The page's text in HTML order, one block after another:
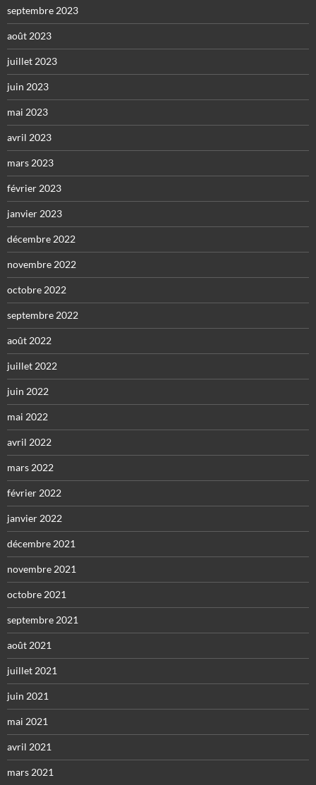
septembre 2023
août 2023
juillet 2023
juin 2023
mai 2023
avril 2023
mars 2023
février 2023
janvier 2023
décembre 2022
novembre 2022
octobre 2022
septembre 2022
août 2022
juillet 2022
juin 2022
mai 2022
avril 2022
mars 2022
février 2022
janvier 2022
décembre 2021
novembre 2021
octobre 2021
septembre 2021
août 2021
juillet 2021
juin 2021
mai 2021
avril 2021
mars 2021